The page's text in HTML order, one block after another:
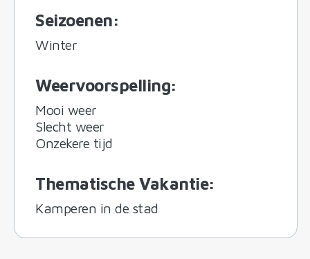
Seizoenen:
Winter
Weervoorspelling:
Mooi weer
Slecht weer
Onzekere tijd
Thematische Vakantie:
Kamperen in de stad